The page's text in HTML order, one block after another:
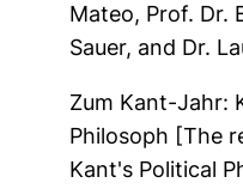
Mateo, Prof. Dr.
Sauer, and Dr.
Zum Kant-Jahr:
Philosoph [The
Kant's Political